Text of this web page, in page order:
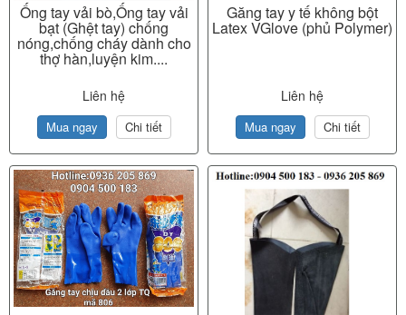
Ống tay vải bò,Ống tay vải
bạt (Ghệt tay) chống
nóng,chống cháy dành cho
thợ hàn,luyện kim....
Liên hệ
Mua ngay Chi tiết
Găng tay y tế không bột
Latex VGlove (phủ Polymer)
Liên hệ
Mua ngay Chi tiết